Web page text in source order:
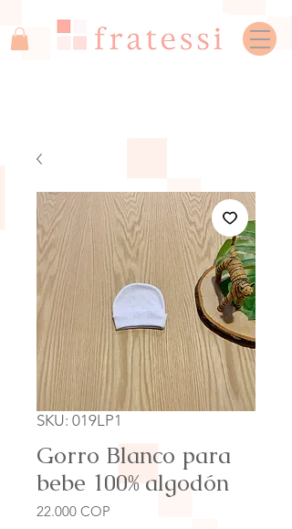
SKU: 019LP1
Gorro Blanco para
bebe 100% algodón
22.000 COP